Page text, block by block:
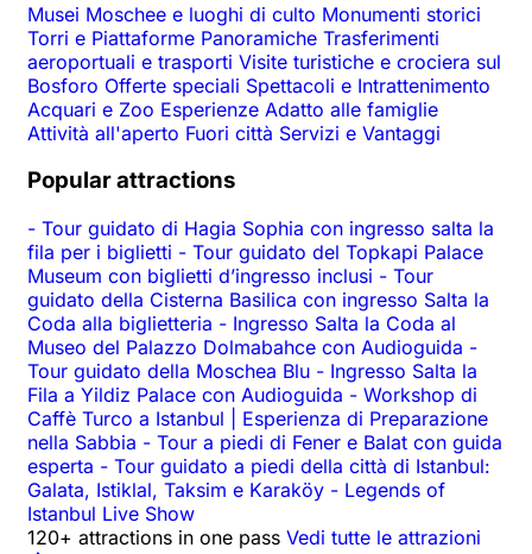
Musei Moschee e luoghi di culto Monumenti storici
Torri e Piattaforme Panoramiche Trasferimenti
aeroportuali e trasporti Visite turistiche e crociera sul
Bosforo Offerte speciali Spettacoli e Intrattenimento
Acquari e Zoo Esperienze Adatto alle famiglie
Attività all'aperto Fuori città Servizi e Vantaggi
Popular attractions
- Tour guidato di Hagia Sophia con ingresso salta la
fila per i biglietti - Tour guidato del Topkapi Palace
Museum con biglietti d’ingresso inclusi - Tour
guidato della Cisterna Basilica con ingresso Salta la
Coda alla biglietteria - Ingresso Salta la Coda al
Museo del Palazzo Dolmabahce con Audioguida -
Tour guidato della Moschea Blu - Ingresso Salta la
Fila a Yildiz Palace con Audioguida - Workshop di
Caffè Turco a Istanbul | Esperienza di Preparazione
nella Sabbia - Tour a piedi di Fener e Balat con guida
esperta - Tour guidato a piedi della città di Istanbul:
Galata, Istiklal, Taksim e Karaköy - Legends of
Istanbul Live Show
120+ attractions in one pass Vedi tutte le attrazioni